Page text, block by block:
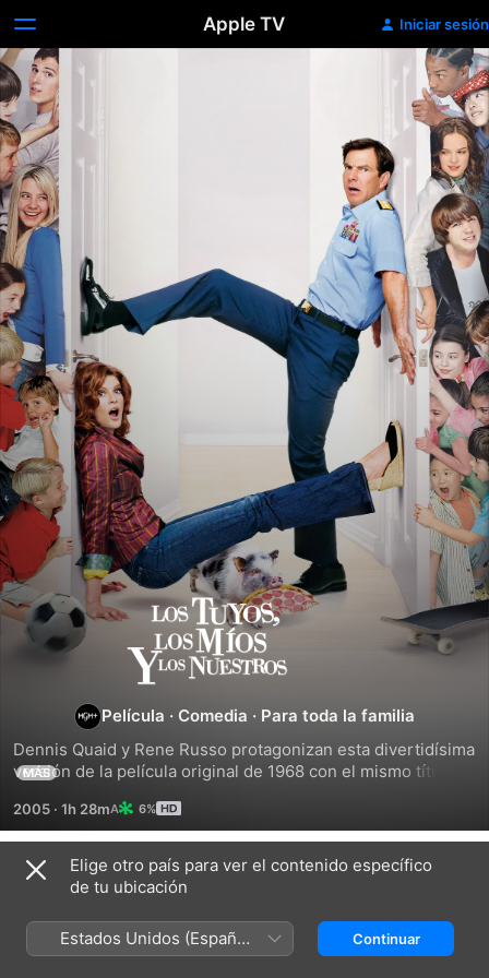
Apple TV Iniciar sesión
Los
tuyos,
los
míos
y
los
nuestros
Película · Comedia · Para toda la familia
Dennis Quaid y Rene Russo protagonizan esta divertidísima
versión de la película original de 1968 con el mismo título.
de bolsas viuda (Russo) se enamoran y se casan, muy a
pesar de los 10 hijos de ella y los 9 de él. Mientras los
chicos traman cómo separar a sus padres, descubren que
la familia es lo que más importa.
MÁS
2005 · 1h 28m 6%
Tráilers
Elige otro país para ver el contenido específico
de tu ubicación
Estados Unidos (Español
México)
Continuar